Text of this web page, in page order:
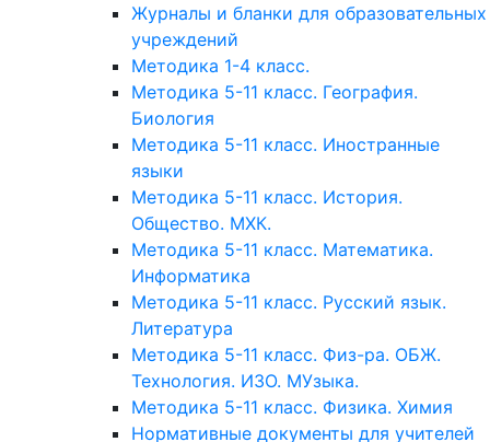
Журналы и бланки для образовательных
учреждений
Методика 1-4 класс.
Методика 5-11 класс. География.
Биология
Методика 5-11 класс. Иностранные
языки
Методика 5-11 класс. История.
Общество. МХК.
Методика 5-11 класс. Математика.
Информатика
Методика 5-11 класс. Русский язык.
Литература
Методика 5-11 класс. Физ-ра. ОБЖ.
Технология. ИЗО. МУзыка.
Методика 5-11 класс. Физика. Химия
Нормативные документы для учителей